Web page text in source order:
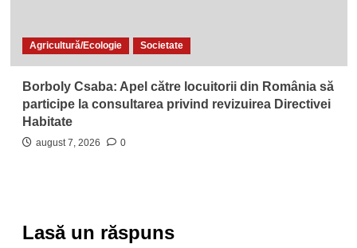
Agricultură/Ecologie Societate
Borboly Csaba: Apel către locuitorii din România să
participe la consultarea privind revizuirea Directivei
Habitate
august 7, 2026 0
Lasă un răspuns